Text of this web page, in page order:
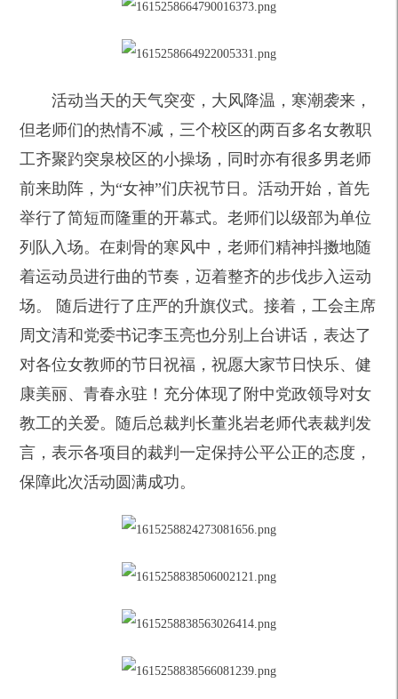
活动当天的天气突变，大风降温，寒潮袭来，
但老师们的热情不减，三个校区的两百多名女教职
工齐聚趵突泉校区的小操场，同时亦有很多男老师
前来助阵，为“女神”们庆祝节日。活动开始，首先
举行了简短而隆重的开幕式。老师们以级部为单位
列队入场。在刺骨的寒风中，老师们精神抖擞地随
着运动员进行曲的节奏，迈着整齐的步伐步入运动
场。 随后进行了庄严的升旗仪式。接着，工会主席
周文清和党委书记李玉亮也分别上台讲话，表达了
对各位女教师的节日祝福，祝愿大家节日快乐、健
康美丽、青春永驻！充分体现了附中党政领导对女
教工的关爱。随后总裁判长董兆岩老师代表裁判发
言，表示各项目的裁判一定保持公平公正的态度，
保障此次活动圆满成功。